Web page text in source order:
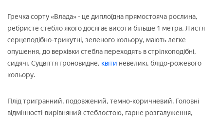
Гречка сорту «Влада» - це диплоїдна прямостояча рослина,
ребристе стебло якого досягає висоти більше 1 метра. Листя
серцеподібно-трикутні, зеленого кольору, мають легке
опушення, до верхівки стебла переходять в стрілкоподібні,
сидячі. Суцвіття гроновидне, квіти невеликі, блідо-рожевого
кольору.
Плід тригранний, подовжений, темно-коричневий. Головні
відмінності-вирівняний стеблостою, гарне розгалуження,